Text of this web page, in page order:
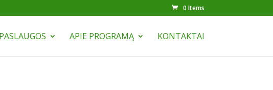
0 Items
PASLAUGOS APIE PROGRAMĄ KONTAKTAI